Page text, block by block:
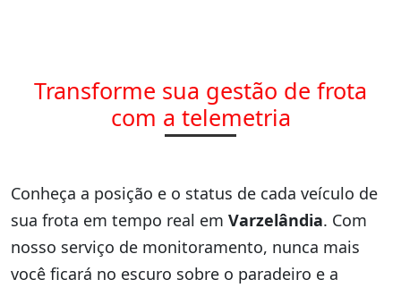
Transforme sua gestão de frota
com a telemetria
Conheça a posição e o status de cada veículo de
sua frota em tempo real em Varzelândia. Com
nosso serviço de monitoramento, nunca mais
você ficará no escuro sobre o paradeiro e a